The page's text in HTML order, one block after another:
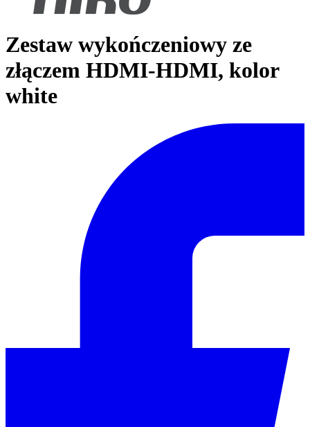
Zestaw wykończeniowy ze
złączem HDMI-HDMI, kolor
white